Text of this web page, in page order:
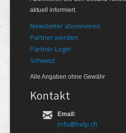
aktuell informiert.
Newsletter abonnieren
Partner werden
Partner-Login
Schweiz
Alle Angaben ohne Gewähr
Kontakt
Email:
info@help.ch